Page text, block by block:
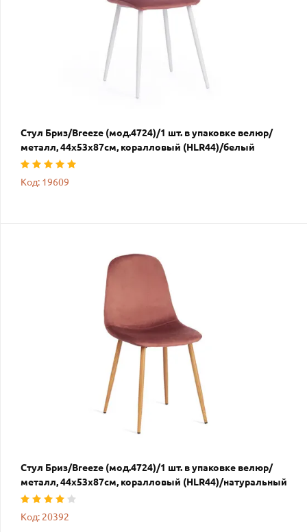
Стул Бриз/Breeze (мод.4724)/1 шт. в упаковке велюр/
металл, 44х53х87см, коралловый (HLR44)/белый
Код: 19609
Стул Бриз/Breeze (мод.4724)/1 шт. в упаковке велюр/
металл, 44х53х87см, коралловый (HLR44)/натуральный
Код: 20392